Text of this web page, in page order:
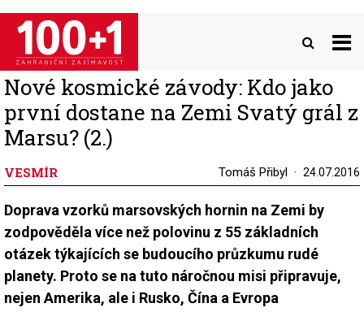
Přejít
hlavnímu
obsahu
Nové kosmické závody: Kdo jako
první dostane na Zemi Svatý grál z
Marsu? (2.)
VESMÍR Tomáš Přibyl 24.07.2016
Doprava vzorků marsovských hornin na Zemi by
zodpověděla více než polovinu z 55 základních
otázek týkajících se budoucího průzkumu rudé
planety. Proto se na tuto náročnou misi připravuje,
nejen Amerika, ale i Rusko, Čína a Evropa